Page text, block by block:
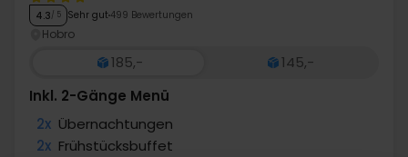
4.3/ 5 Sehr gut 499 Bewertungen
Hobro
185,-
145,-
Inkl. 2-Gänge Menü
2x Übernachtungen
2x Frühstücksbuffet